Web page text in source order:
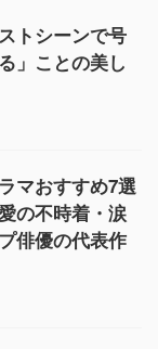
トシーンで号
」ことの美し
マおすすめ7選
の不時着・涙
俳優の代表作